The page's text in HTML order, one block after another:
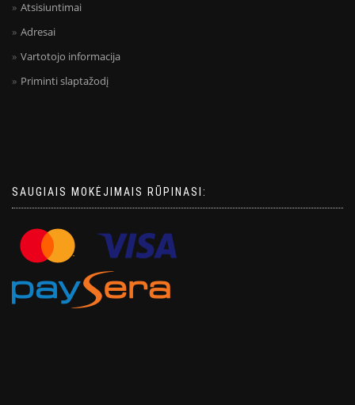
Atsisiuntimai
Adresai
Vartotojo informacija
Priminti slaptažodį
SAUGIAIS MOKĖJIMAIS RŪPINASI: